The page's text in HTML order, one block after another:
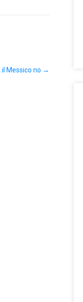
il Messico no →